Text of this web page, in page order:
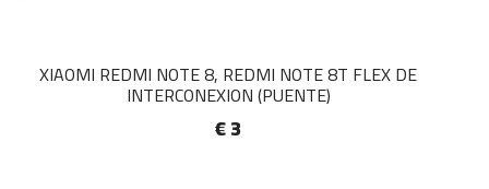
XIAOMI REDMI NOTE 8, REDMI NOTE 8T FLEX DE
INTERCONEXION (PUENTE)
€ 3